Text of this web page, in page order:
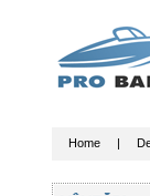
Home|